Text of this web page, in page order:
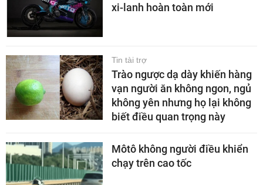
xi-lanh hoàn toàn mới
Tin tài trợ
Trào ngược dạ dày khiến hàng
vạn người ăn không ngon, ngủ
không yên nhưng họ lại không
biết điều quan trọng này
Môtô không người điều khiển
chạy trên cao tốc